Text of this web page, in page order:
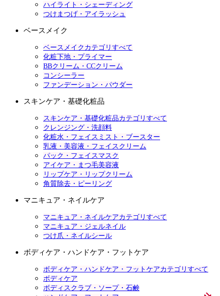
ハイライト・シェーディング
つけまつげ・アイラッシュ
ベースメイク
ベースメイクカテゴリすべて
化粧下地・プライマー
BBクリーム・CCクリーム
コンシーラー
ファンデーション・パウダー
スキンケア・基礎化粧品
スキンケア・基礎化粧品カテゴリすべて
クレンジング・洗顔料
化粧水・フェイスミスト・ブースター
乳液・美容液・フェイスクリーム
パック・フェイスマスク
アイケア・まつ毛美容液
リップケア・リップクリーム
角質除去・ピーリング
マニキュア・ネイルケア
マニキュア・ネイルケアカテゴリすべて
マニキュア・ジェルネイル
つけ爪・ネイルシール
ボディケア・ハンドケア・フットケア
ボディケア・ハンドケア・フットケアカテゴリすべて
ボディケア
ボディスクラブ・ソープ・石鹸